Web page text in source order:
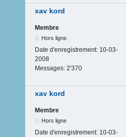
xav kord
Membre
Hors ligne
Date d'enregistrement: 10-03-
2008
Messages: 2'370
xav kord
Membre
Hors ligne
Date d'enregistrement: 10-03-